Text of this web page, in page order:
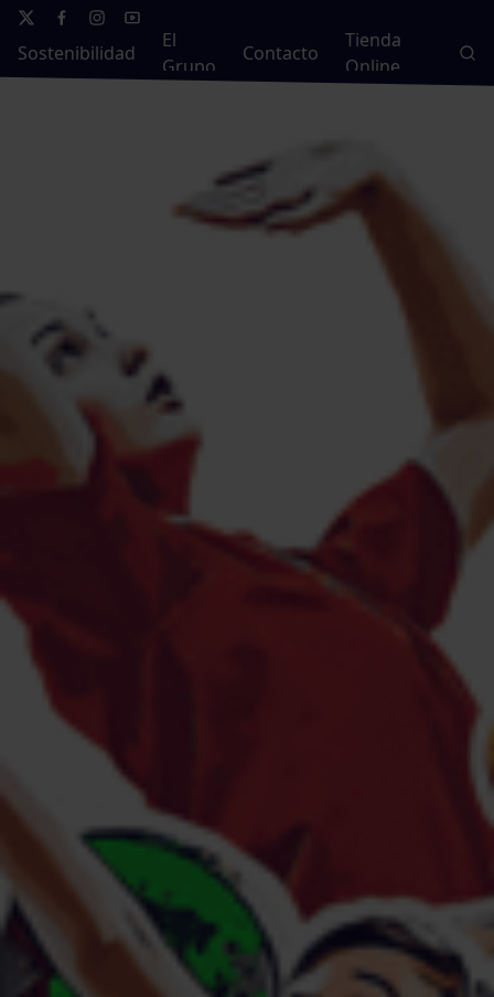
Sostenibilidad
El
Grupo
Contacto
Tienda
Online